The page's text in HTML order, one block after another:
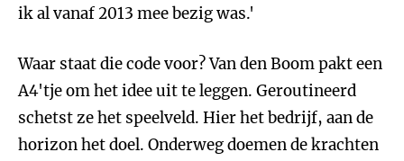
ik al vanaf 2013 mee bezig was.'
Waar staat die code voor? Van den Boom pakt een
A4'tje om het idee uit te leggen. Geroutineerd
schetst ze het speelveld. Hier het bedrijf, aan de
horizon het doel. Onderweg doemen de krachten